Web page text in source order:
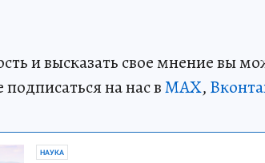
и высказать свое мнение вы
на нас вMAX,
НАУКА